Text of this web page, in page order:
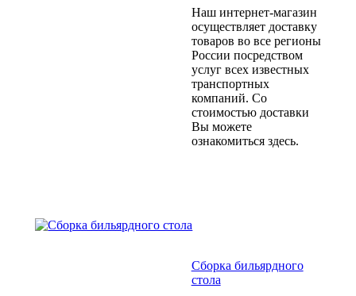
Наш интернет-магазин
осуществляет доставку
товаров во все регионы
России посредством
услуг всех известных
транспортных
компаний. Со
стоимостью доставки
Вы можете
ознакомиться здесь.
Сборка бильярдного
стола